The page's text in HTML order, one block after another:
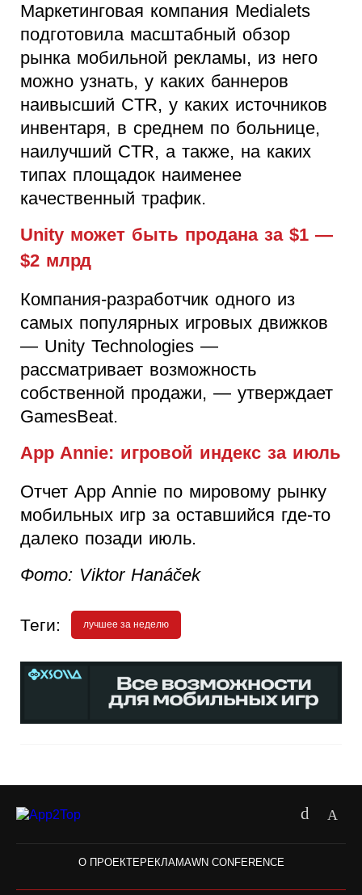
Маркетинговая компания Medialets
подготовила масштабный обзор
рынка мобильной рекламы, из него
можно узнать, у каких баннеров
наивысший CTR, у каких источников
инвентаря, в среднем по больнице,
наилучший CTR, а также, на каких
типах площадок наименее
качественный трафик.
Unity может быть продана за $1 —
$2 млрд
Компания-разработчик одного из
самых популярных игровых движков
— Unity Technologies —
рассматривает возможность
собственной продажи, — утверждает
GamesBeat.
App Annie: игровой индекс за июль
Отчет App Annie по мировому рынку
мобильных игр за оставшийся где-то
далеко позади июль.
Фото: Viktor Hanáček
Теги: лучшее за неделю
О ПРОЕКТЕ РЕКЛАМАWN CONFERENCE